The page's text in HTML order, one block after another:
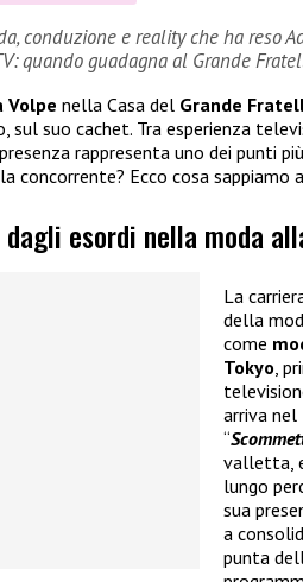
conduzione e reality che ha reso
quando guadagna al Grande
Volpe nella Casa del Grande
suo cachet. Tra esperienza
rappresenta uno dei punti
la concorrente? Ecco cosa sappiamo
dagli esordi nella moda
La
della
come
Tokyo ,
arriva nel
“
valletta,
lungo
sua
a
punta